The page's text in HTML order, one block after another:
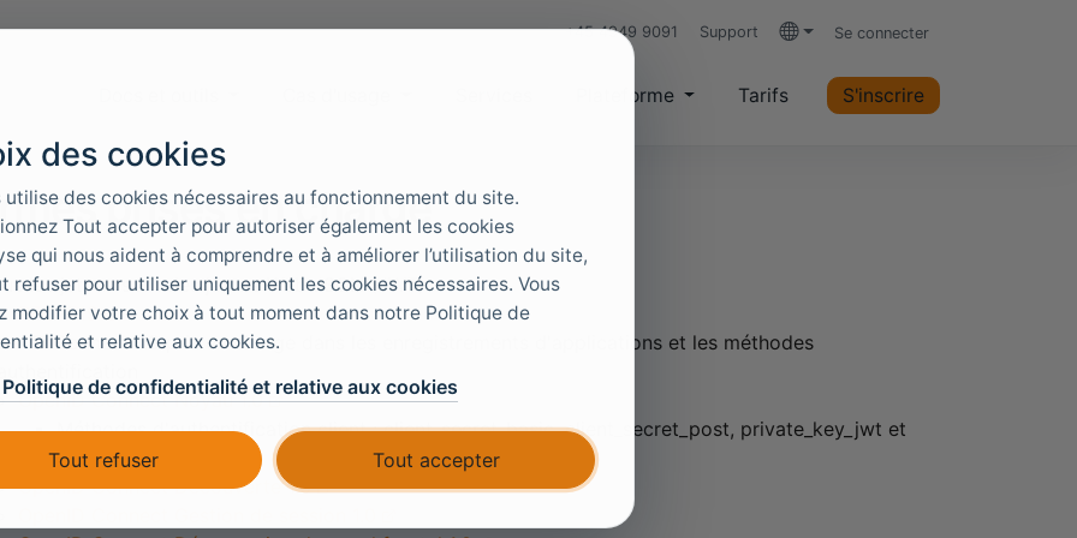
+45 4949 9091 Support LanguesSe connecter
Plateforme Tarifs S'inscrire
prises en charge
les jetons sont des jetons Web JSON (JWT)
RFC7519
Connect 1.0 pris en charge dans les enregistrements d'applications et les méthodes
OpenID Connect Noyau 1.0
Méthodes d'authentification client : client_secret_basic, client_secret_post, private_key_jwt et
aucune avec PKCE
OpenID Connect Découverte 1.0
des cookies
utilise des cookies nécessaires au fonctionnement du site.
Tout accepter pour autoriser également les cookies
qui nous aident à comprendre et à améliorer l’utilisation du site,
refuser pour utiliser uniquement les cookies nécessaires. Vous
modifier votre choix à tout moment dans notre Politique de
et relative aux cookies.
Politique de confidentialité et relative aux cookies
Tout refuser Tout accepter